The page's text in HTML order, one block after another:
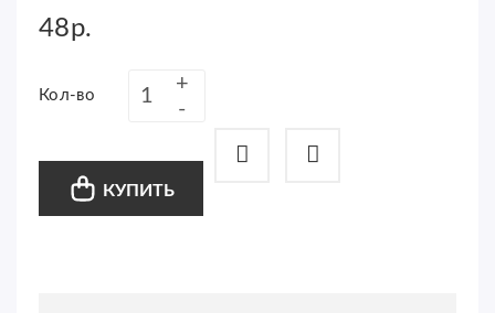
48р.
Кол-во
КУПИТЬ